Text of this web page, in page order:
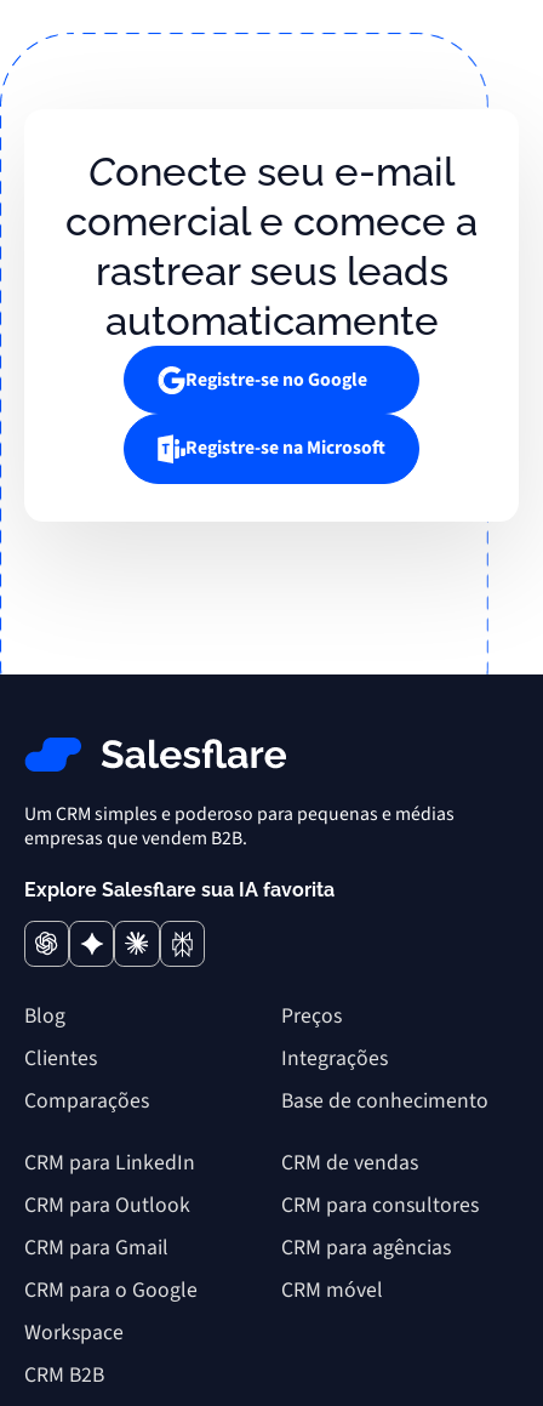
Conecte seu e-mail
comercial e comece a
rastrear seus leads
automaticamente
Registre-se no Google
Registre-se na Microsoft
Um CRM simples e poderoso para pequenas e médias
empresas que vendem B2B.
Explore Salesflare sua IA favorita
Blog
Preços
Clientes
Integrações
Comparações
Base de conhecimento
CRM para LinkedIn
CRM para Outlook
CRM para Gmail
CRM para o Google
Workspace
CRM B2B
CRM de vendas
CRM para consultores
CRM para agências
CRM móvel